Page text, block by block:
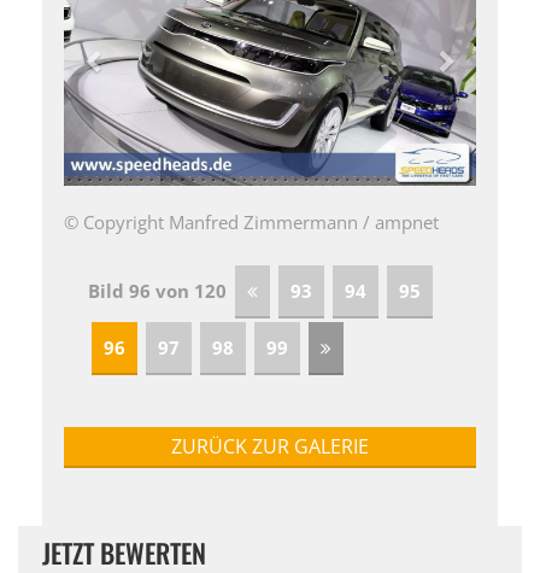
© Copyright Manfred Zimmermann / ampnet
Bild 96 von 120 93 94 95
96 97 98 99
ZURÜCK ZUR GALERIE
JETZT BEWERTEN